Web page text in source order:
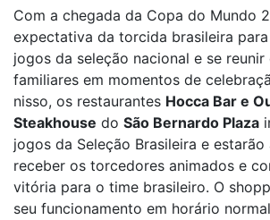
Com a chegada da Copa do Mundo
expectativa da torcida brasileira
jogos da seleção nacional e se
familiares em momentos de
nisso, os restaurantes Hocca Bar e
Steakhouse do São Bernardo Plaza
jogos da Seleção Brasileira e
receber os torcedores animados e
vitória para o time brasileiro. O
seu funcionamento em horário